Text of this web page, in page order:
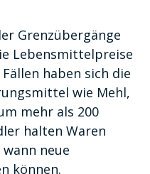
Grenzübergänge
Lebensmittelpreise
haben sich die
wie Mehl,
mehr als 200
halten Waren
neue
können.